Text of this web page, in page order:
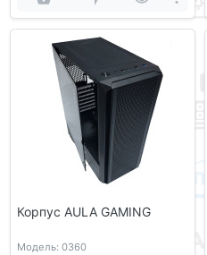
Корпус AULA GAMING
Модель: 0360